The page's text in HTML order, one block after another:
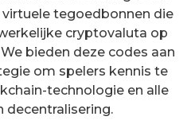
tegoedbonnen die
cryptovaluta op
bieden deze codes aan
om spelers kennis te
technologie en alle
decentralisering.